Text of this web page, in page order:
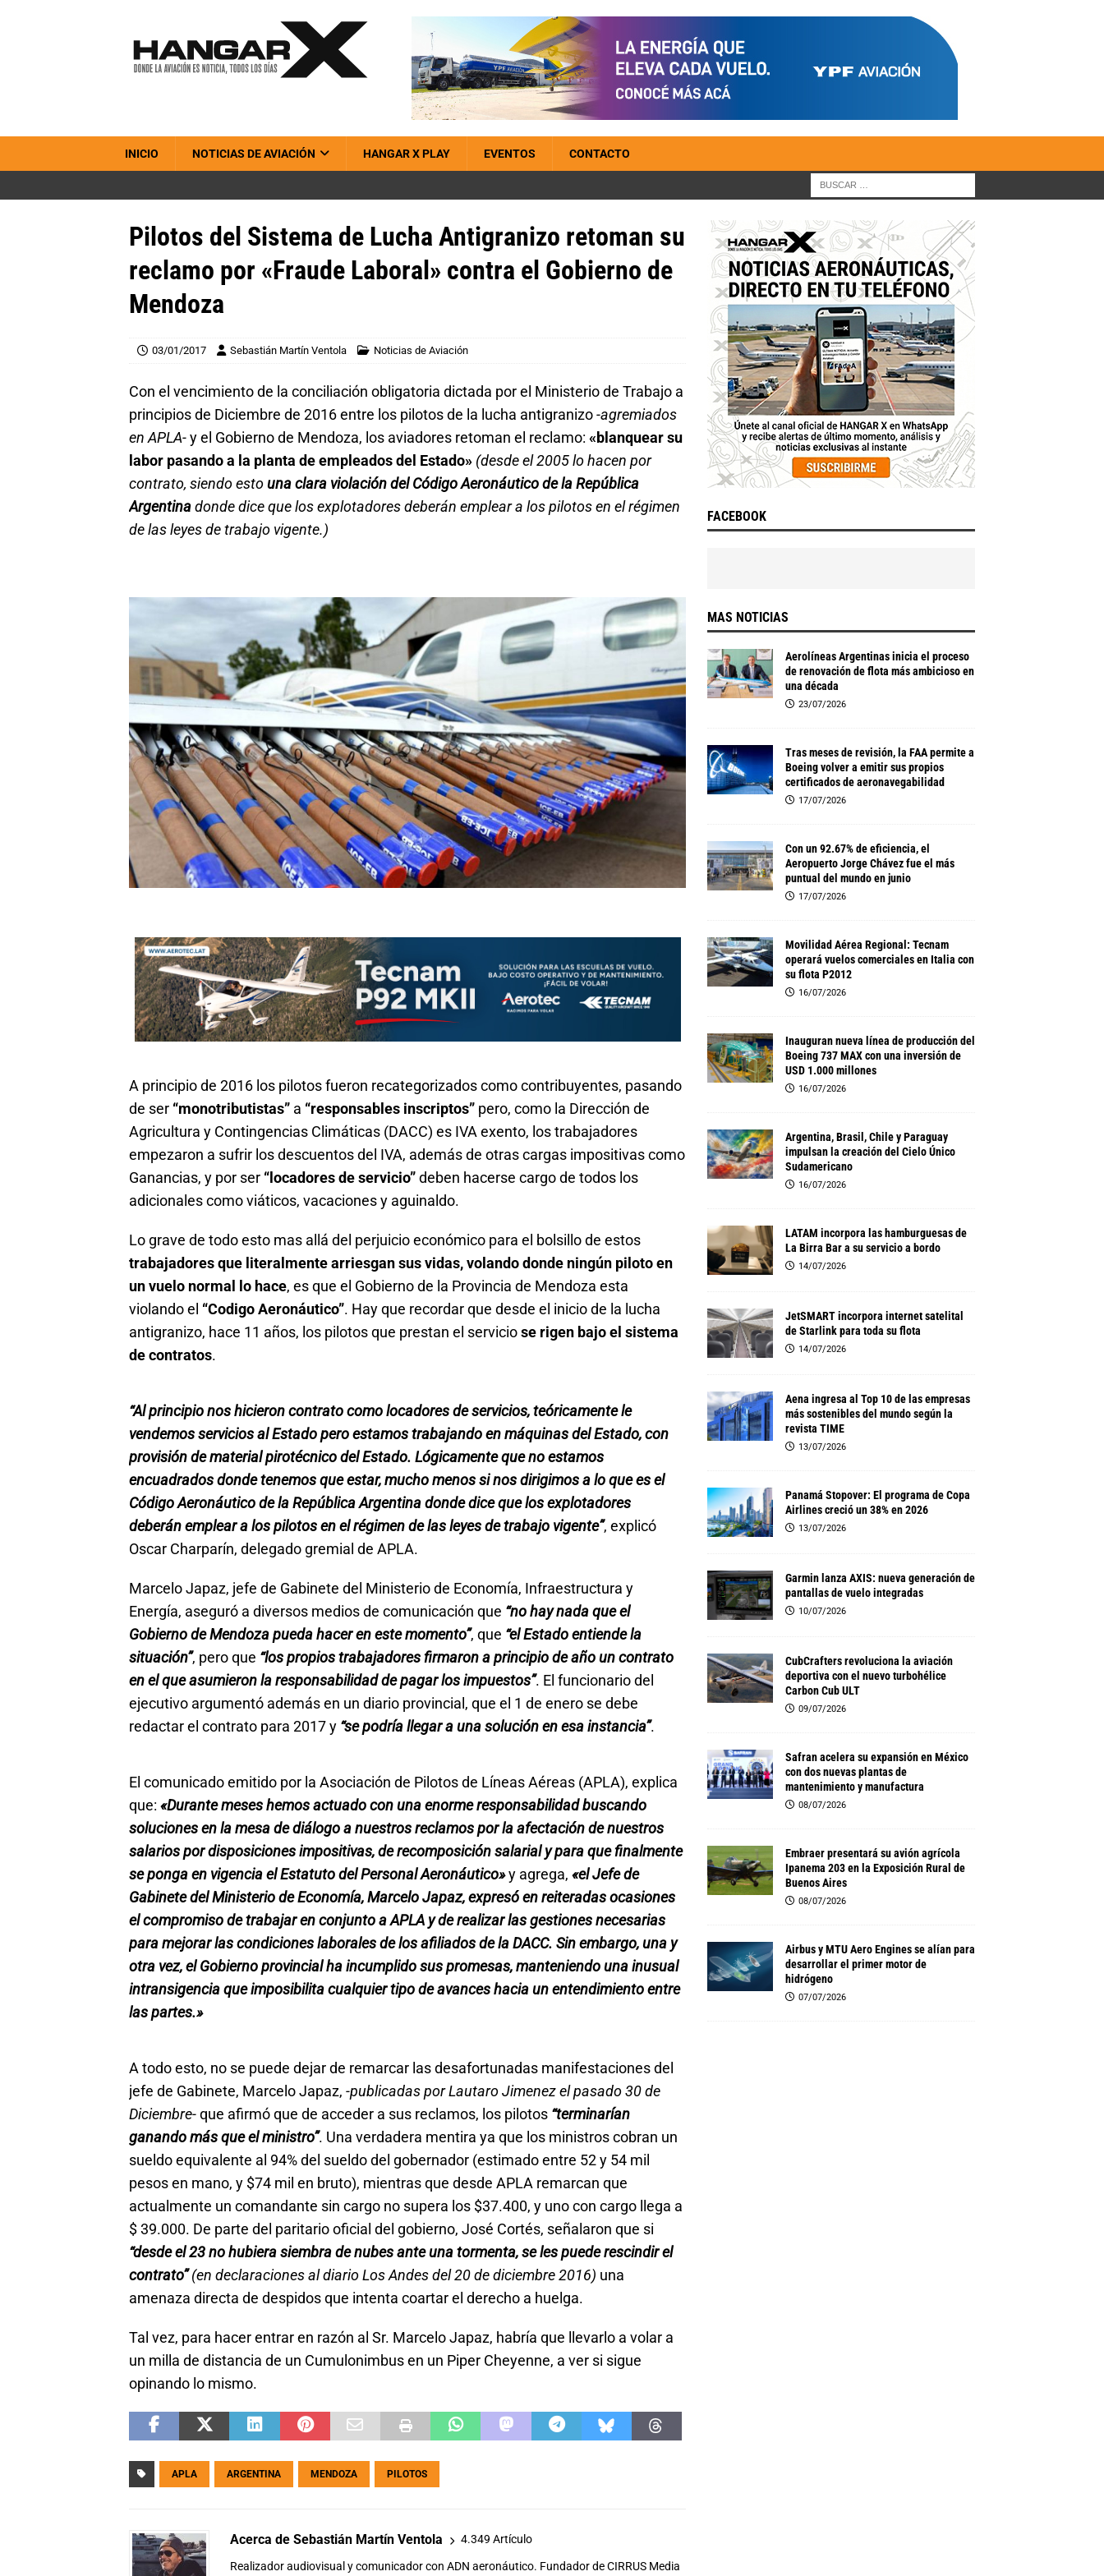
INICIO NOTICIAS DE AVIACIÓN HANGAR X PLAY EVENTOS CONTACTO
Pilotos del Sistema de Lucha Antigranizo retoman su
reclamo por «Fraude Laboral» contra el Gobierno de
Mendoza
03/01/2017 Sebastián Martín Ventola Noticias de Aviación
Con el vencimiento de la conciliación obligatoria dictada por el Ministerio de Trabajo a
principios de Diciembre de 2016 entre los pilotos de la lucha antigranizo-agremiados
en APLA-y el Gobierno de Mendoza, los aviadores retoman el reclamo: «blanquear su
labor pasando a la planta de empleados del Estado» (desde el 2005 lo hacen por
contrato, siendo estouna clara violación del Código Aeronáutico de la República
Argentinadonde dice que los explotadores deberán emplear a los pilotos en el régimen
de las leyes de trabajo vigente.)
A principio de 2016 los pilotos fueron recategorizados como contribuyentes, pasando
de ser “monotributistas” a “responsables inscriptos” pero, como la Dirección de
Agricultura y Contingencias Climáticas (DACC) es IVA exento, los trabajadores
empezaron a sufrir los descuentos del IVA, además de otras cargas impositivas como
Ganancias, y por ser “locadores de servicio”deben hacerse cargo de todos los
adicionales como viáticos, vacaciones y aguinaldo.
Lo grave de todo esto mas allá del perjuicio económico para el bolsillo de estos
trabajadores que literalmente arriesgan sus vidas, volando donde ningún piloto en
un vuelo normal lo hace, es que el Gobierno de la Provincia de Mendoza esta
violando el “Codigo Aeronáutico”. Hay que recordar que desde el inicio de la lucha
antigranizo, hace 11 años, los pilotos que prestan el serviciose rigen bajo el sistema
de contratos.
“Al principio nos hicieron contrato como locadores de servicios, teóricamente le
vendemos servicios al Estado pero estamos trabajando en máquinas del Estado, con
provisión de material pirotécnico del Estado. Lógicamente que no estamos
encuadrados donde tenemos que estar, mucho menos si nos dirigimos a lo que es el
Código Aeronáutico de la República Argentina donde dice que los explotadores
deberán emplear a los pilotos en el régimen de las leyes de trabajo vigente”, explicó
Oscar Charparín, delegado gremial de APLA.
Marcelo Japaz, jefe de Gabinete del Ministerio de Economía, Infraestructura y
Energía, aseguró a diversos medios de comunicación que “no hay nada que el
Gobierno de Mendoza pueda hacer en este momento”, que “el Estado entiende la
situación”, pero que “los propios trabajadores firmaron a principio de año un contrato
en el que asumieron la responsabilidad de pagar los impuestos”. El funcionario del
ejecutivo argumentó además en un diario provincial, que el 1 de enero se debe
redactar el contrato para 2017 y “se podría llegar a una solución en esa instancia”.
El comunicado emitido por la Asociación de Pilotos de Líneas Aéreas (APLA), explica
que: «Durante meses hemos actuado con una enorme responsabilidad buscando
soluciones en la mesa de diálogo a nuestros reclamos por la afectación de nuestros
salarios por disposiciones impositivas, de recomposición salarial y para que finalmente
se ponga en vigencia el Estatuto del Personal Aeronáutico»y agrega, «el Jefe de
Gabinete del Ministerio de Economía, Marcelo Japaz, expresó en reiteradas ocasiones
el compromiso de trabajar en conjunto a APLA y de realizar las gestiones necesarias
para mejorar las condiciones laborales de los afiliados de la DACC. Sin embargo, una y
otra vez, el Gobierno provincial ha incumplido sus promesas, manteniendo una inusual
intransigencia que imposibilita cualquier tipo de avances hacia un entendimiento entre
las partes.»
A todo esto, no se puede dejar de remarcar las desafortunadas manifestaciones del
jefe de Gabinete, Marcelo Japaz, -publicadas por Lautaro Jimenez el pasado 30 de
Diciembre-que afirmó que de acceder a sus reclamos, los pilotos “terminarían
ganando más que el ministro”. Una verdadera mentira ya que los ministros cobran un
sueldo equivalente al 94% del sueldo del gobernador (estimado entre 52 y 54 mil
pesos en mano, y $74 mil en bruto), mientras que desde APLA remarcan que
actualmente un comandante sin cargo no supera los $37.400, y uno con cargo llega a
$ 39.000. De parte del paritario oficial del gobierno, José Cortés, señalaron que si
“desde el 23 no hubiera siembra de nubes ante una tormenta, se les puede rescindir el
contrato” (en declaraciones al diario Los Andes del 20 de diciembre 2016) una
amenaza directa de despidos que intenta coartar el derecho a huelga.
Tal vez, para hacer entrar en razón al Sr. Marcelo Japaz, habría que llevarlo a volar a
un milla de distancia de un Cumulonimbus en un Piper Cheyenne, a ver si sigue
opinando lo mismo.
APLA ARGENTINA MENDOZA PILOTOS
Acerca de Sebastián Martín Ventola 4.349 Artículo
Realizador audiovisual y comunicador con ADN aeronáutico. Fundador de CIRRUS Media
FACEBOOK
MAS NOTICIAS
Aerolíneas Argentinas inicia el proceso
de renovación de flota más ambicioso en
una década
23/07/2026
Tras meses de revisión, la FAA permite a
Boeing volver a emitir sus propios
certificados de aeronavegabilidad
17/07/2026
Con un 92.67% de eficiencia, el
Aeropuerto Jorge Chávez fue el más
puntual del mundo en junio
17/07/2026
Movilidad Aérea Regional: Tecnam
operará vuelos comerciales en Italia con
su flota P2012
16/07/2026
Inauguran nueva línea de producción del
Boeing 737 MAX con una inversión de
USD 1.000 millones
16/07/2026
Argentina, Brasil, Chile y Paraguay
impulsan la creación del Cielo Único
Sudamericano
16/07/2026
LATAM incorpora las hamburguesas de
La Birra Bar a su servicio a bordo
14/07/2026
JetSMART incorpora internet satelital
de Starlink para toda su flota
14/07/2026
Aena ingresa al Top 10 de las empresas
más sostenibles del mundo según la
revista TIME
13/07/2026
Panamá Stopover: El programa de Copa
Airlines creció un 38% en 2026
13/07/2026
Garmin lanza AXIS: nueva generación de
pantallas de vuelo integradas
10/07/2026
CubCrafters revoluciona la aviación
deportiva con el nuevo turbohélice
Carbon Cub ULT
09/07/2026
Safran acelera su expansión en México
con dos nuevas plantas de
mantenimiento y manufactura
08/07/2026
Embraer presentará su avión agrícola
Ipanema 203 en la Exposición Rural de
Buenos Aires
08/07/2026
Airbus y MTU Aero Engines se alían para
desarrollar el primer motor de
hidrógeno
07/07/2026